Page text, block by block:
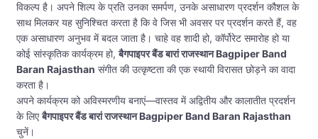
विकल्प है। अपने शिल्प के प्रति उनका समर्पण, उनके असाधारण प्रदर्शन कौशल के
साथ मिलकर यह सुनिश्चित करता है कि वे जिस भी अवसर पर प्रदर्शन करते हैं, वह
एक असाधारण अनुभव में बदल जाता है। चाहे वह शादी हो, कॉर्पोरेट समारोह हो या
कोई सांस्कृतिक कार्यक्रम हो,बैगपाइपर बैंड बारां राजस्थान Bagpiper Band
Baran Rajasthan संगीत की उत्कृष्टता की एक स्थायी विरासत छोड़ने का वादा
करता है।
अपने कार्यक्रम को अविस्मरणीय बनाएं—वास्तव में अद्वितीय और कालातीत प्रदर्शन
के लिएबैगपाइपर बैंड बारां राजस्थान Bagpiper Band Baran Rajasthan
चुनें।